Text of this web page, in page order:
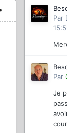
Par
Par
Je